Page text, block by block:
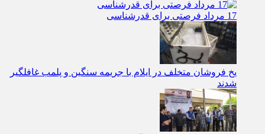
17 مرداد فرصتی برای قدرشناسی
یخ‌ فروشان متخلف در ایلام با جریمه سنگین و پلمب غافلگیر
شدند